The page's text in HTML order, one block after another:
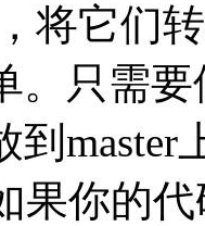
将它们
。只需
到master
果你的